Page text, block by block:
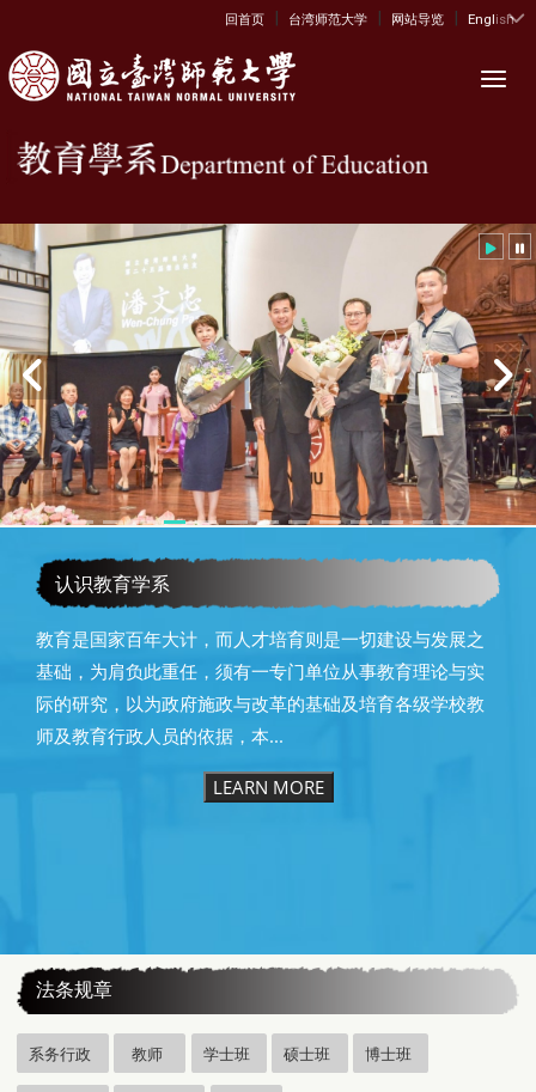
:::
回首页 | 台湾师范大学 | 网站导览 | English
校友
认识教育学系
教育是国家百年大计，而人才培育则是一切建设与发展之
基础，为肩负此重任，须有一专门单位从事教育理论与实
际的研究，以为政府施政与改革的基础及培育各级学校教
师及教育行政人员的依据，本...
LEARN MORE
法条规章
系务行政 教师 学士班 硕士班 博士班